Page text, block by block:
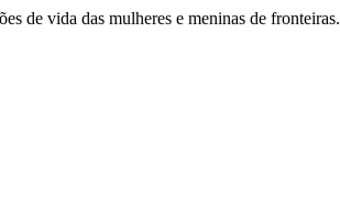
de vida das mulheres e meninas de fronteiras.